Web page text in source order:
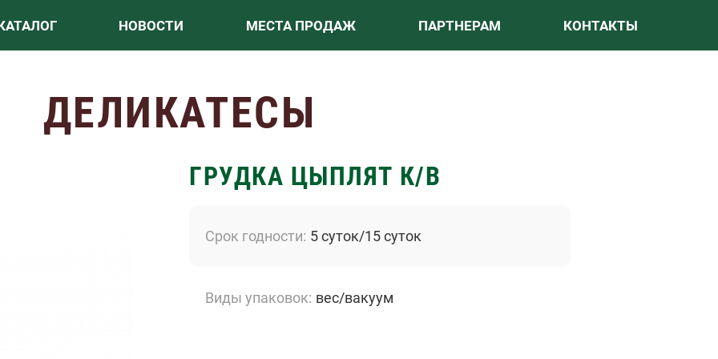
НОВОСТИ МЕСТА ПРОДАЖ ПАРТНЕРАМ КОНТАКТЫ
ДЕЛИКАТЕСЫ
ГРУДКА ЦЫПЛЯТ К/В
Срок годности 5 суток/15 суток
Виды упаковок вес/вакуум